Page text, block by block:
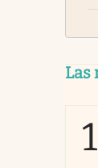
Las
1